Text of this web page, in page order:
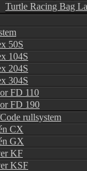
Turtle Racing Bag
50S
104S
204S
304S
FD 110
FD 190
rullsystem
CX
GX
KF
KSF